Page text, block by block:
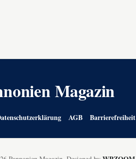
Magazin
AGB Barrierefreiheit